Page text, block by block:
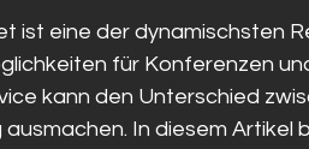
ist eine der dynamischsten
für Konferenzen
kann den Unterschied
In diesem Artikel